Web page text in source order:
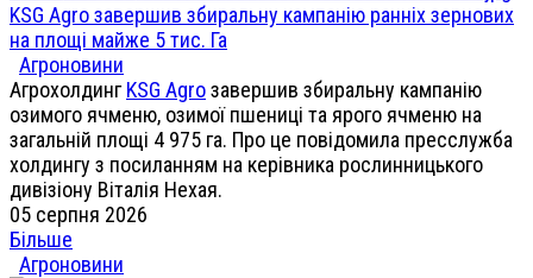
KSG Agro завершив збиральну кампанію ранніх зернових
на площі майже 5 тис. Га
Агроновини
АгрохолдингKSG Agroзавершив збиральну кампанію
озимого ячменю, озимої пшениці та ярого ячменю на
загальній площі 4 975 га. Про це повідомила пресслужба
холдингу з посиланням на керівника рослинницького
дивізіону Віталія Нехая.
05 серпня 2026
Більше
Агроновини